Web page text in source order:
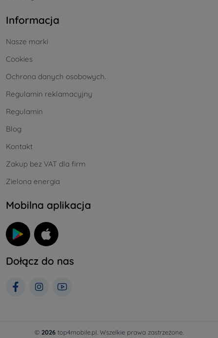
Informacja
Nasze marki
Cookies
Ochrona danych osobowych.
Regulamin reklamacyjny
Regulamin
Blog
Kontakt
Zakup bez VAT dla firm
Zielona energia
Mobilna aplikacja
Dołącz do nas
© 2026 top4mobile.pl. Wszelkie prawa zastrzeżone.